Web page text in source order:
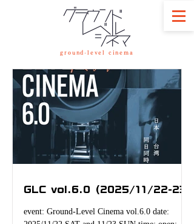
ground-level cinema
GLC vol.6.0 (2025/11/22-23)
event: Ground-Level Cinema vol.6.0 date: